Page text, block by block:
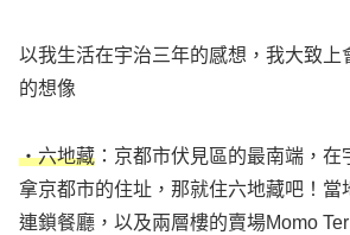
以我生活在宇治三年的感想，我大致上
的想像
・六地藏 ：京都市伏見區的最南端，
拿京都市的住址，那就住六地藏吧！當
連鎖餐廳，以及兩層樓的賣場Momo